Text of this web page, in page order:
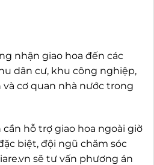
nhận giao hoa đến các
dân cư, khu công nghiệp,
cơ quan nhà nước trong
hỗ trợ giao hoa ngoài giờ
biệt, đội ngũ chăm sóc
sẽ tư vấn phương án